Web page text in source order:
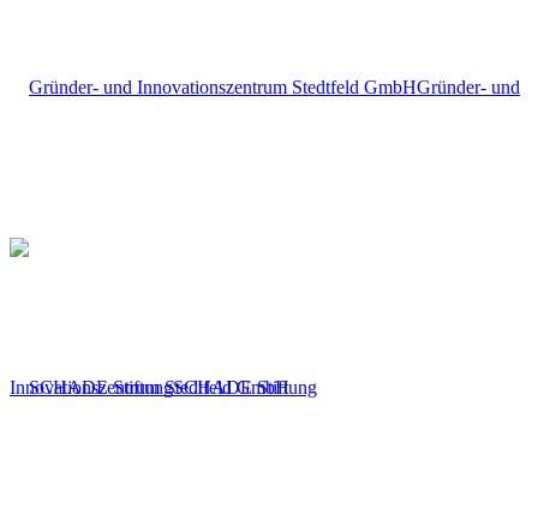
Gründer- und
Innovationszentrum Stedtfeld GmbH
SCHADE Stiftung